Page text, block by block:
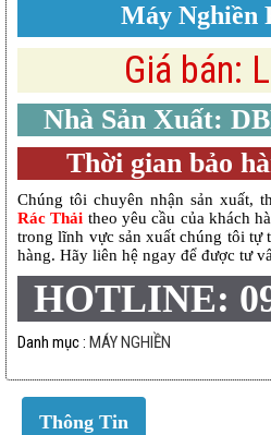
Máy Nghiền
Giá bán:
Nhà Sản Xuất:
Thời gian bảo
Chúng tôi chuyên nhận sản xuất,
Rác Thải theo yêu cầu của khách
trong lĩnh vực sản xuất chúng tôi tự
hàng. Hãy liên hệ ngay để được tư
HOTLINE:
Danh mục : MÁY NGHIỀN
Thông Tin